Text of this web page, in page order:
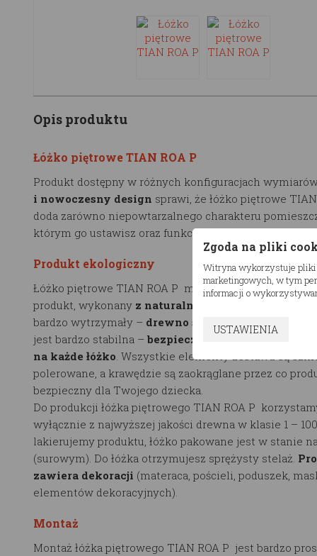
Opis produktu
Łóżko piętrowe TIAN ROA P
Produkt dostępny w różnych konfiguracjach
i nowoczesny design sprawi, że łóżko piętrowe TIAN
doda zarówno niepowtarzalnego charakteru
którym go ustawisz oraz funkcjonalności w jego
Produkt ekologiczny
Łóżko piętrowe TIAN ROA P marki RESTWOOD to
produkt, wykonany z naturalnego drewna
bardzo wytrzymały – drewno sosnowe, klejone
jest bardzo stabilna – bezpieczne obciążenie wynosi
na każde łóżko . Wszystkie elementy zestawu są
polerowane, a krawędzie są zaokrąglane przez co
bezpieczny dla Twojego dziecka.
Do produkcji łóżka piętrowego TIAN ROA P
wyłącznie z najwyższej jakości drewna w klasie 1 –
lakierujemy produktu, łóżko pakowane jest w stanie
(surowym). Do łóżka otrzymujesz sprężysty stelaż.
zawiera dekoracji (materaca, pościeli, poduszek,
elementów dekoracyjnych).
Montaż
Montaż łóżka piętrowego TIAN ROA P jest bardzo
Zgoda na pliki
Witryna wykorzystuje pliki
marketingowych, w tym
informacji o
USTAWIENIA